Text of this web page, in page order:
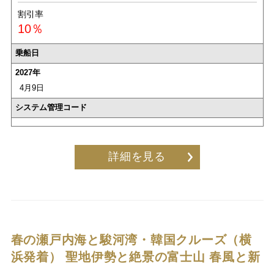
割引率
10％
乗船日
2027年
4月9日
システム管理コード
詳細を見る
春の瀬戸内海と駿河湾・韓国クルーズ（横
浜発着）聖地伊勢と絶景の富士山 春風と新